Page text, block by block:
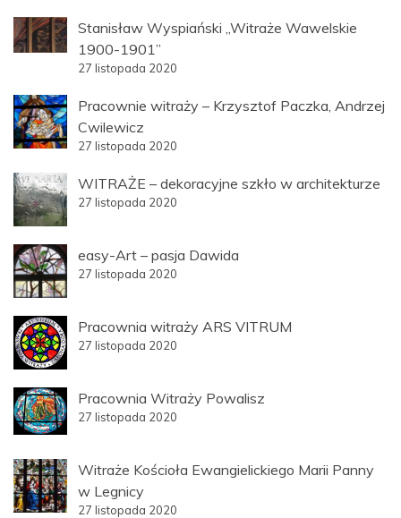
Stanisław Wyspiański „Witraże Wawelskie
1900-1901”
27 listopada 2020
Pracownie witraży – Krzysztof Paczka, Andrzej
Cwilewicz
27 listopada 2020
WITRAŻE – dekoracyjne szkło w architekturze
27 listopada 2020
easy-Art – pasja Dawida
27 listopada 2020
Pracownia witraży ARS VITRUM
27 listopada 2020
Pracownia Witraży Powalisz
27 listopada 2020
Witraże Kościoła Ewangielickiego Marii Panny
w Legnicy
27 listopada 2020